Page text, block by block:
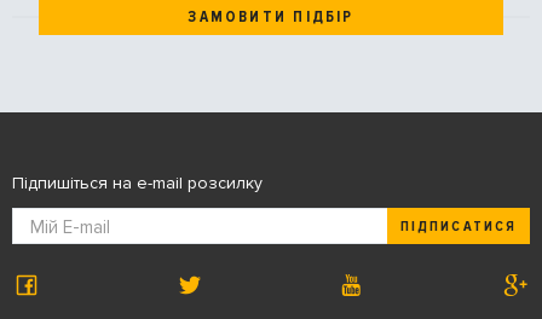
ЗАМОВИТИ ПІДБІР
Підпишіться на e-mail розсилку
ПІДПИСАТИСЯ